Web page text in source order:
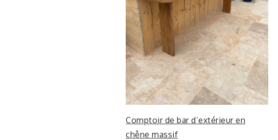
Comptoir de bar d’extérieur en
chêne massif